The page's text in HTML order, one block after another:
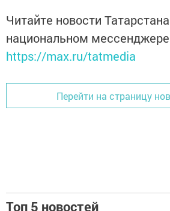
Читайте новости
национальном
https://max.ru/tatmedia
Перейти на страницу
Топ 5 новостей